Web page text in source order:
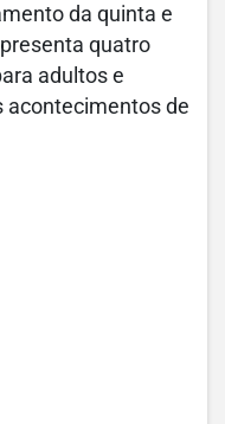
da quinta e
quatro
adultos e
acontecimentos de